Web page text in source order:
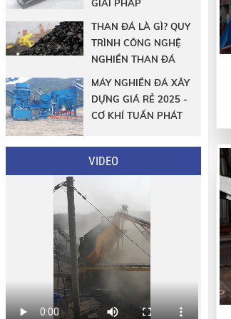
GIẢI PHÁP
THAN ĐÁ LÀ GÌ? QUY
TRÌNH CÔNG NGHỆ
NGHIỀN THAN ĐÁ
MÁY NGHIỀN ĐÁ XÂY
DỰNG GIÁ RẺ 2025 -
CƠ KHÍ TUẤN PHÁT
VIDEO